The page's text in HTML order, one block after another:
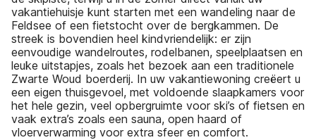
vakantiehuisje kunt starten met een wandeling naar de
Feldsee of een fietstocht over de bergkammen. De
streek is bovendien heel kindvriendelijk: er zijn
eenvoudige wandelroutes, rodelbanen, speelplaatsen en
leuke uitstapjes, zoals het bezoek aan een traditionele
Zwarte Woud boerderij. In uw vakantiewoning creëert u
een eigen thuisgevoel, met voldoende slaapkamers voor
het hele gezin, veel opbergruimte voor ski’s of fietsen en
vaak extra’s zoals een sauna, open haard of
vloerverwarming voor extra sfeer en comfort.